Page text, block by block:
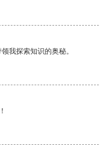
我探索知识的奥秘。